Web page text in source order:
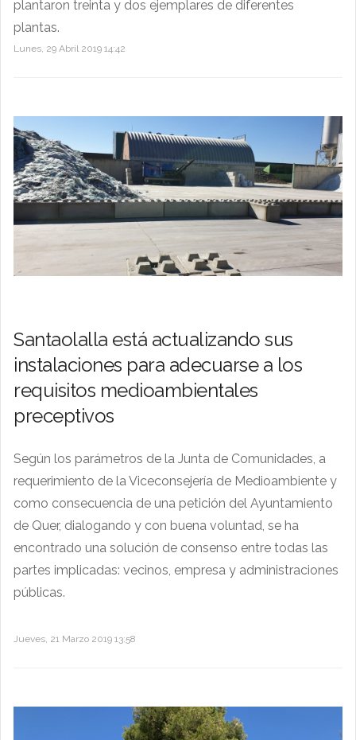
plantaron treinta y dos ejemplares de diferentes
plantas.
Lunes, 29 Abril 2019 14:42
Santaolalla está actualizando sus
instalaciones para adecuarse a los
requisitos medioambientales
preceptivos
Según los parámetros de la Junta de Comunidades, a
requerimiento de la Viceconsejería de Medioambiente y
como consecuencia de una petición del Ayuntamiento
de Quer, dialogando y con buena voluntad, se ha
encontrado una solución de consenso entre todas las
partes implicadas: vecinos, empresa y administraciones
públicas.
Jueves, 21 Marzo 2019 13:58